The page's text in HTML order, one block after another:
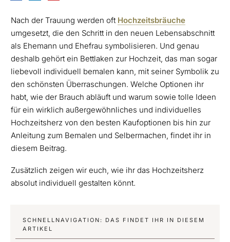
Nach der Trauung werden oft Hochzeitsbräuche
umgesetzt, die den Schritt in den neuen Lebensabschnitt
als Ehemann und Ehefrau symbolisieren. Und genau
deshalb gehört ein Bettlaken zur Hochzeit, das man sogar
liebevoll individuell bemalen kann, mit seiner Symbolik zu
den schönsten Überraschungen. Welche Optionen ihr
habt, wie der Brauch abläuft und warum sowie tolle Ideen
für ein wirklich außergewöhnliches und individuelles
Hochzeitsherz von den besten Kaufoptionen bis hin zur
Anleitung zum Bemalen und Selbermachen, findet ihr in
diesem Beitrag.
Zusätzlich zeigen wir euch, wie ihr das Hochzeitsherz
absolut individuell gestalten könnt.
SCHNELLNAVIGATION: DAS FINDET IHR IN DIESEM
ARTIKEL